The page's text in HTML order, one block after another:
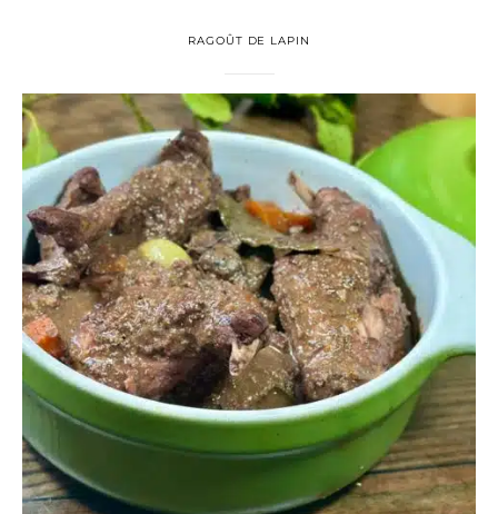
RAGOÛT DE LAPIN